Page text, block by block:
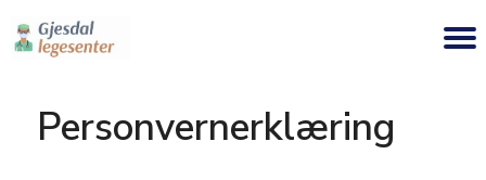
Personvernerklæring